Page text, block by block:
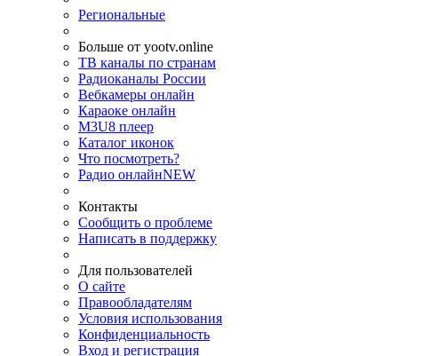
Региональные
Больше от yootv.online
ТВ каналы по странам
Радиоканалы России
Вебкамеры онлайн
Караоке онлайн
M3U8 плеер
Каталог иконок
Что посмотреть?
Радио онлайнNEW
Контакты
Сообщить о проблеме
Написать в поддержку
Для пользователей
О сайте
Правообладателям
Условия использования
Конфиденциальность
Вход и регистрация